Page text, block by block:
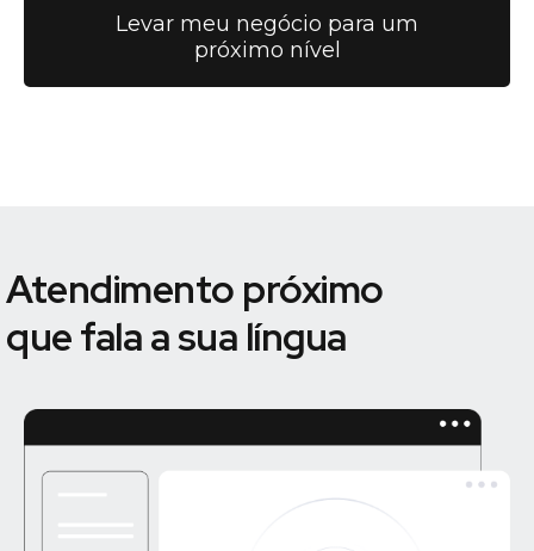
Levar meu negócio para um
próximo nível
Atendimento próximo
que fala a sua língua